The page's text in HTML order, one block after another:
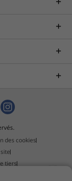
des cookies
tiers